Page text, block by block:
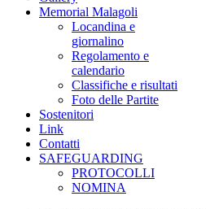
Memorial Malagoli
Locandina e
giornalino
Regolamento e
calendario
Classifiche e risultati
Foto delle Partite
Sostenitori
Link
Contatti
SAFEGUARDING
PROTOCOLLI
NOMINA